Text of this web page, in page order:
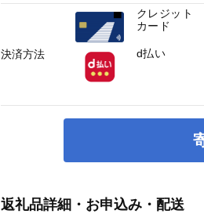
返礼品詳細・お申込み・配送
決済方法
クレジット
カード
d払い